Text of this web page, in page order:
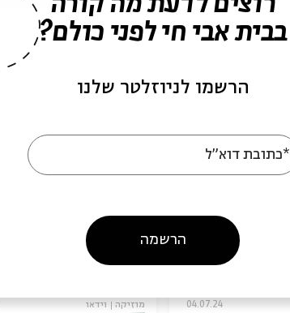
מוזיקה וידאו 04.07.24
בבית אבי חי לפני כולם?
הרשמו לניוזלטר שלנו
*כתובת דוא"ל
הרשמה